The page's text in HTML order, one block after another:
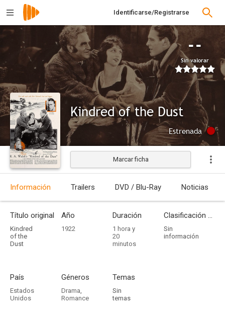
Identificarse/Registrarse
--
Sin valorar
Kindred of the Dust
Estrenada
Marcar ficha
Información Trailers DVD / Blu-Ray Noticias
Título original
Kindred
of the
Dust
Año
1922
Duración
1 hora y
20
minutos
Clasificación por edades
Sin
información
País
Estados
Unidos
Géneros
Drama,
Romance
Temas
Sin
temas